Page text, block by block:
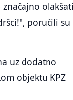
olakšati
poručili su
uz dodatno
objektu KPZ